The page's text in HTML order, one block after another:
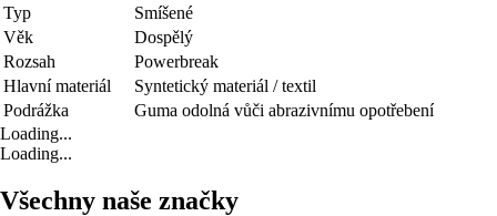
Typ
Smíšené
Věk
Dospělý
Rozsah
Powerbreak
Hlavní materiál
Syntetický materiál / textil
Podrážka
Guma odolná vůči abrazivnímu opotřebení
Loading...
Loading...
Všechny naše značky